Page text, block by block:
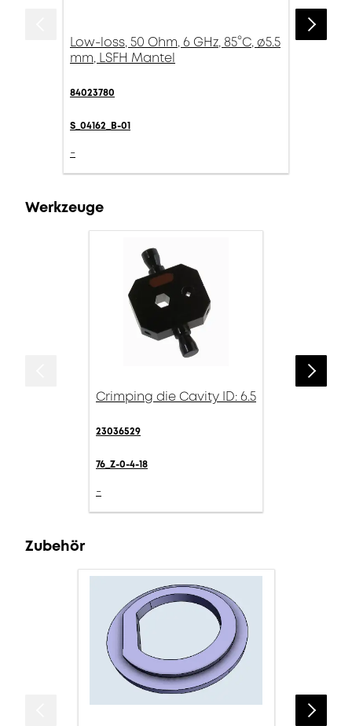
Low-loss, 50 Ohm, 6 GHz, 85°C, ø5.5
mm, LSFH Mantel
84023780
S_04162_B-01
-
Werkzeuge
Crimping die Cavity ID: 6.5
23036529
76_Z-0-4-18
-
Zubehör